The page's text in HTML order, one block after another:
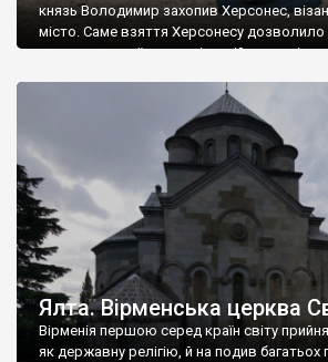
князь Володимир захопив Херсонес,
місто. Саме взяття Херсонесу
диктувати свої умови візантійському
Херсонесі Володимир-язичник, став
А потім було Хрещення Русі. На честь
Ялта. Вірменська церква
Вірменія першою серед країн світу
як державну релігію, й на подив багатьох